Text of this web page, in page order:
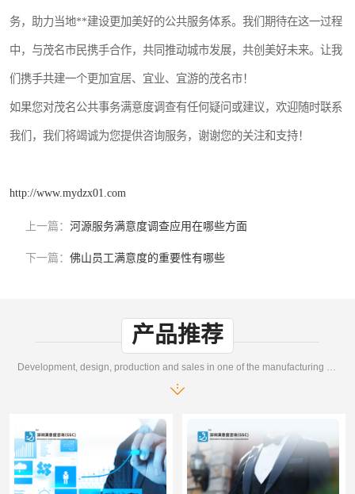
务，助力当地**建设更加美好的公共服务体系。我们期待在这一过程
中，与茂名市民携手合作，共同推动城市发展，共创美好未来。让我
们携手共建一个更加宜居、宜业、宜游的茂名市！
如果您对茂名公共事务满意度调查有任何疑问或建议，欢迎随时联系
我们，我们将竭诚为您提供咨询服务，谢谢您的关注和支持！
http://www.mydzx01.com
上一篇： 河源服务满意度调查应用在哪些方面
下一篇： 佛山员工满意度的重要性有哪些
产品推荐
Development, design, production and sales in one of the manufacturing enterprises